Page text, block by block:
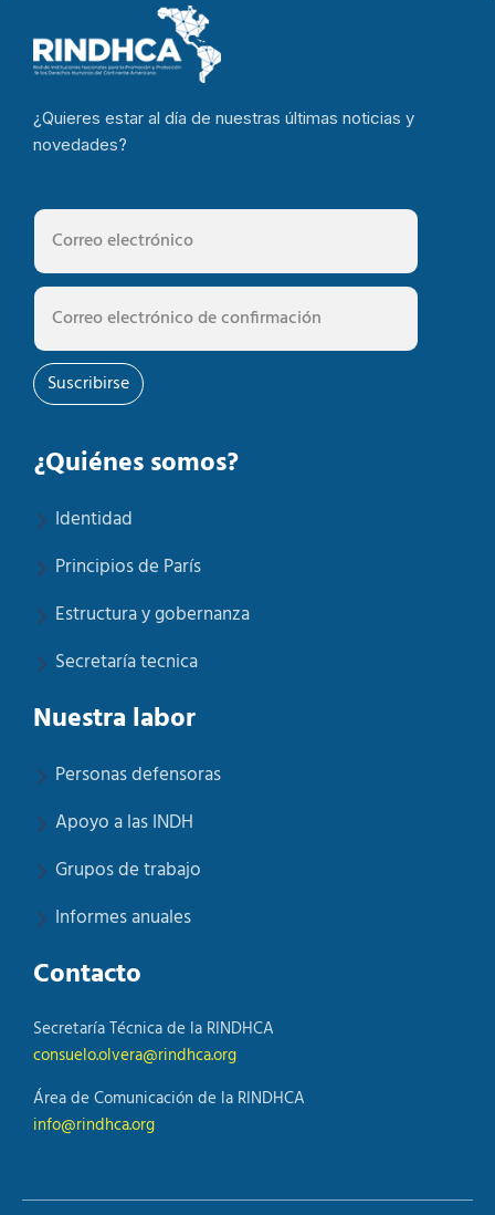
¿Quieres estar al día de nuestras últimas noticias y
novedades?
Suscribirse
¿Quiénes somos?
Identidad
Principios de París
Estructura y gobernanza
Secretaría tecnica
Nuestra labor
Personas defensoras
Apoyo a las INDH
Grupos de trabajo
Informes anuales
Contacto
Secretaría Técnica de la RINDHCA
consuelo.olvera@rindhca.org
Área de Comunicación de la RINDHCA
info@rindhca.org